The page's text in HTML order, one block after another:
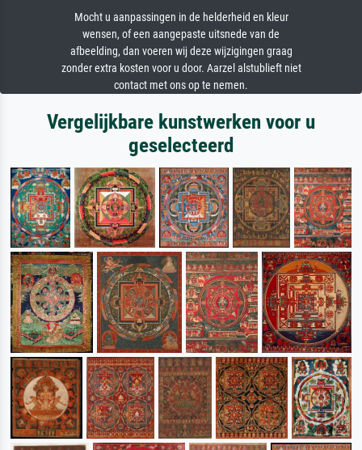
Mocht u aanpassingen in de helderheid en kleur
wensen, of een aangepaste uitsnede van de
afbeelding, dan voeren wij deze wijzigingen graag
zonder extra kosten voor u door. Aarzel alstublieft niet
contact met ons op te nemen.
Vergelijkbare kunstwerken voor u
geselecteerd